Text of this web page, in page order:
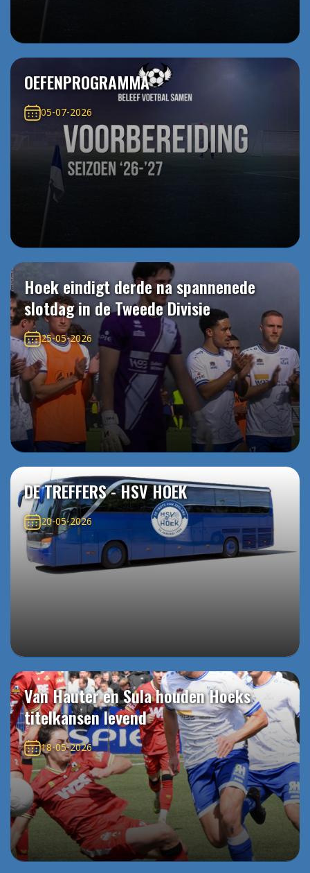
OEFENPROGRAMMA
05-07-2026
Hoek eindigt derde na spannenede
slotdag in de Tweede Divisie
25-05-2026
DE TREFFERS - HSV HOEK
20-05-2026
Van Hauter en Sula houden Hoeks
titelkansen levend
18-05-2026